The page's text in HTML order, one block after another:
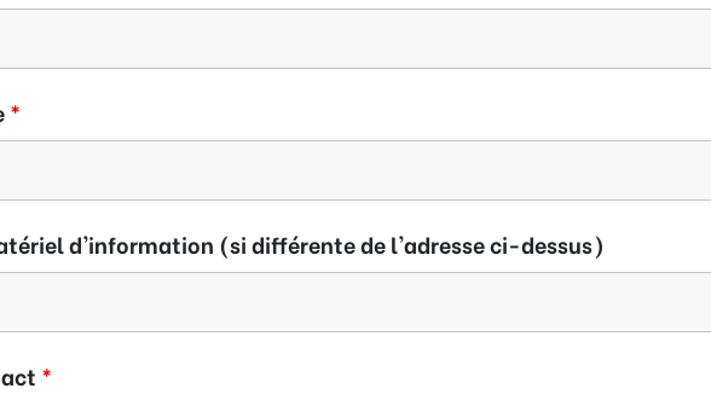
*
d'information (si différente de l'adresse ci-dessus)
*